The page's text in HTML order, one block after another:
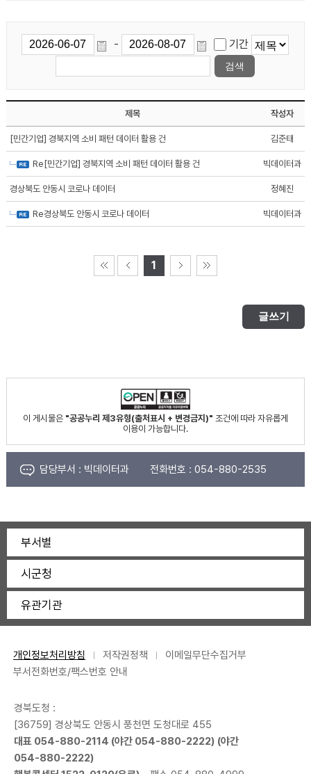
- 기간
제목 작성자
[민간기업] 경북지역 소비 패턴 데이터 활용 건 김준태
Re[민간기업] 경북지역 소비 패턴 데이터 활용 건 빅데이터과
경상북도 안동시 코로나 데이터 정혜진
Re경상북도 안동시 코로나 데이터 빅데이터과
1
글쓰기
이 게시물은 "공공누리 제3유형(출처표시 + 변경금지)" 조건에 따라 자유롭게
이용이 가능합니다.
담당부서 : 빅데이터과 전화번호 : 054-880-2535
부서별
시군청
유관기관
개인정보처리방침 저작권정책
이메일무단수집거부
부서전화번호/팩스번호 안내
경북도청 :
[36759] 경상북도 안동시 풍천면 도청대로 455
대표 054-880-2114 (야간 054-880-2222) (야간
054-880-2222)